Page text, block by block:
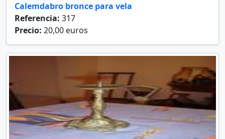
Calemdabro bronce para vela
Referencia: 317
Precio: 20,00 euros